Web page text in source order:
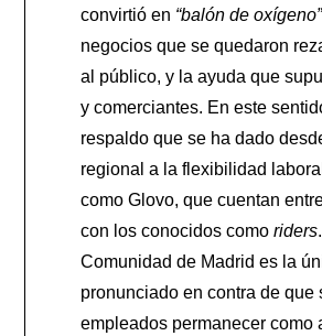
convirtió en “balón de oxígeno”
negocios que se quedaron
al público, y la ayuda que
y comerciantes. En este
respaldo que se ha dado
regional a la flexibilidad
como Glovo, que cuentan
con los conocidos comoriders
Comunidad de Madrid es la
pronunciado en contra de que
empleados permanecer como